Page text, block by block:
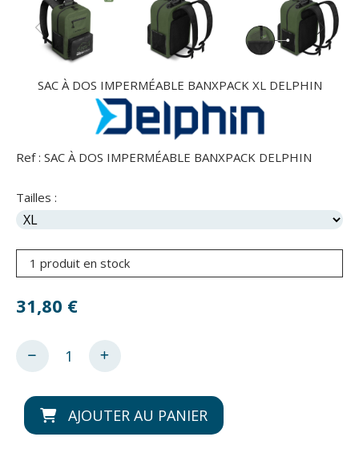
SAC À DOS IMPERMÉABLE BANXPACK XL DELPHIN
Ref : SAC À DOS IMPERMÉABLE BANXPACK DELPHIN
Tailles :
1 produit en stock
31,80 €
AJOUTER AU PANIER